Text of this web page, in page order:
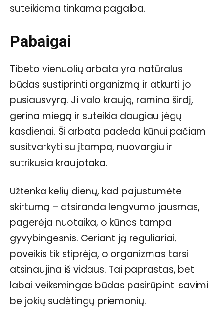
suteikiama tinkama pagalba.
Pabaigai
Tibeto vienuolių arbata yra natūralus
būdas sustiprinti organizmą ir atkurti jo
pusiausvyrą. Ji valo kraują, ramina širdį,
gerina miegą ir suteikia daugiau jėgų
kasdienai. Ši arbata padeda kūnui pačiam
susitvarkyti su įtampa, nuovargiu ir
sutrikusia kraujotaka.
Užtenka kelių dienų, kad pajustumėte
skirtumą – atsiranda lengvumo jausmas,
pagerėja nuotaika, o kūnas tampa
gyvybingesnis. Geriant ją reguliariai,
poveikis tik stiprėja, o organizmas tarsi
atsinaujina iš vidaus. Tai paprastas, bet
labai veiksmingas būdas pasirūpinti savimi
be jokių sudėtingų priemonių.